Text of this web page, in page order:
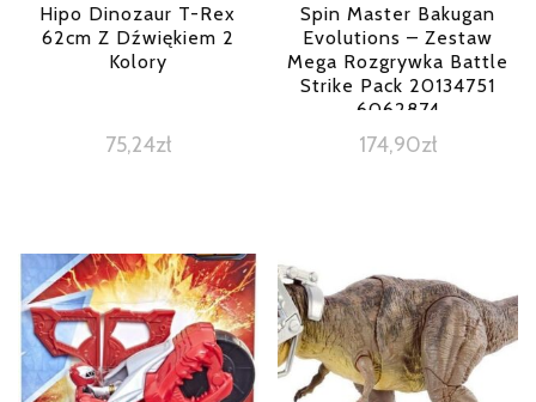
Hipo Dinozaur T-Rex
62cm Z Dźwiękiem 2
Kolory
75,24zł
Spin Master Bakugan
Evolutions – Zestaw
Mega Rozgrywka Battle
Strike Pack 20134751
6062874
174,90zł